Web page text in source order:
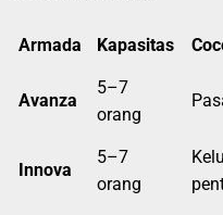
Armada Kapasitas
Avanza
5–7
orang
Innova
5–7
orang